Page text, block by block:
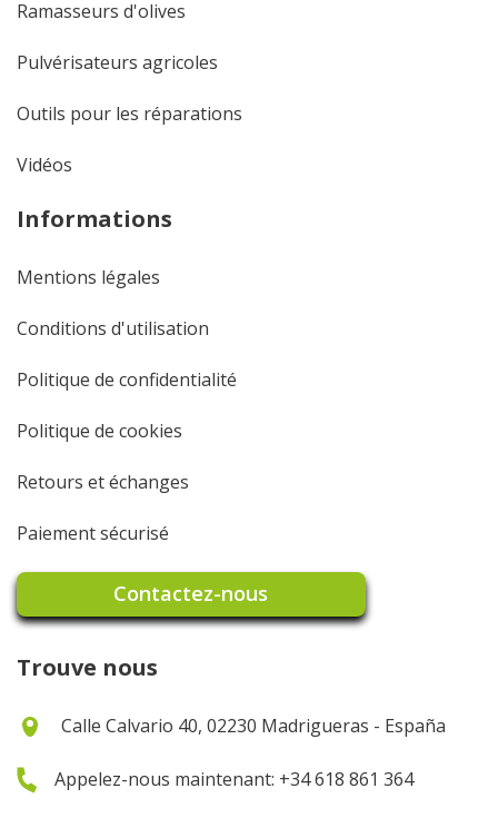
Ramasseurs d'olives
Pulvérisateurs agricoles
Outils pour les réparations
Vidéos
Informations
Mentions légales
Conditions d'utilisation
Politique de confidentialité
Politique de cookies
Retours et échanges
Paiement sécurisé
Contactez-nous
Trouve nous
Calle Calvario 40, 02230 Madrigueras - España
Appelez-nous maintenant: +34 618 861 364